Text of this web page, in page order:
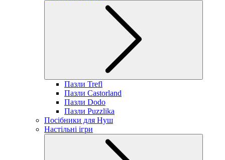
Пазли Trefl
Пазли Castorland
Пазли Dodo
Пазли Puzzlika
Посібники для Нуш
Настільні ігри